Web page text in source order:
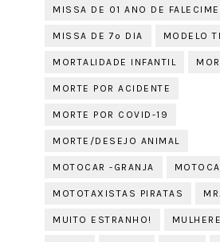
MISSA DE 01 ANO DE
MISSA DE 7º DIA MODELO
MORTALIDADE INFANTIL
MORTE POR ACIDENTE
MORTE POR COVID-19
MORTE/DESEJO ANIMAL
MOTOCAR -GRANJA
MOTOTAXISTAS PIRATAS
MUITO ESTRANHO!